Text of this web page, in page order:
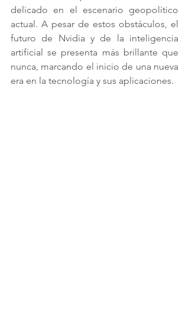
delicado en el escenario geopolítico
actual. A pesar de estos obstáculos, el
futuro de Nvidia y de la inteligencia
artificial se presenta más brillante que
nunca, marcando el inicio de una nueva
era en la tecnología y sus aplicaciones.